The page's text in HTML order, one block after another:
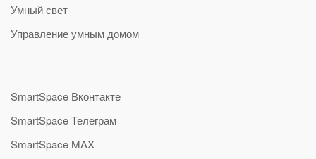
Умный свет
Управление умным домом
SmartSpace Вконтакте
SmartSpace Телеграм
SmartSpace MAX